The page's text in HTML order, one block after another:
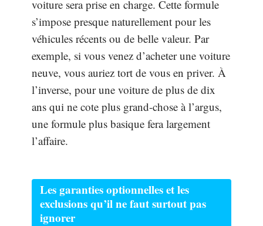
voiture sera prise en charge. Cette formule
s’impose presque naturellement pour les
véhicules récents ou de belle valeur. Par
exemple, si vous venez d’acheter une voiture
neuve, vous auriez tort de vous en priver. À
l’inverse, pour une voiture de plus de dix
ans qui ne cote plus grand-chose à l’argus,
une formule plus basique fera largement
l’affaire.
Les garanties optionnelles et les
exclusions qu’il ne faut surtout pas
ignorer